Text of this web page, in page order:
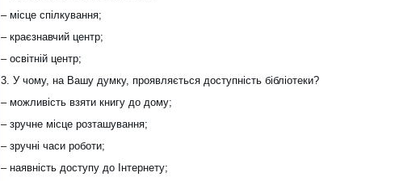
– місце спілкування;
– краєзнавчий центр;
– освітній центр;
3. У чому, на Вашу думку, проявляється доступність бібліотеки?
– можливість взяти книгу до дому;
– зручне місце розташування;
– зручні часи роботи;
– наявність доступу до Інтернету;